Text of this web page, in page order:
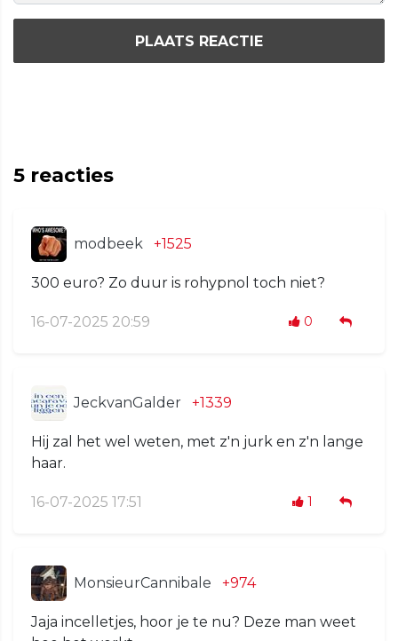
PLAATS REACTIE
5 reacties
modbeek +1525
300 euro? Zo duur is rohypnol toch niet?
16-07-2025 20:59 0
JeckvanGalder +1339
Hij zal het wel weten, met z'n jurk en z'n lange
haar.
16-07-2025 17:51 1
MonsieurCannibale +974
Jaja incelletjes, hoor je te nu? Deze man weet